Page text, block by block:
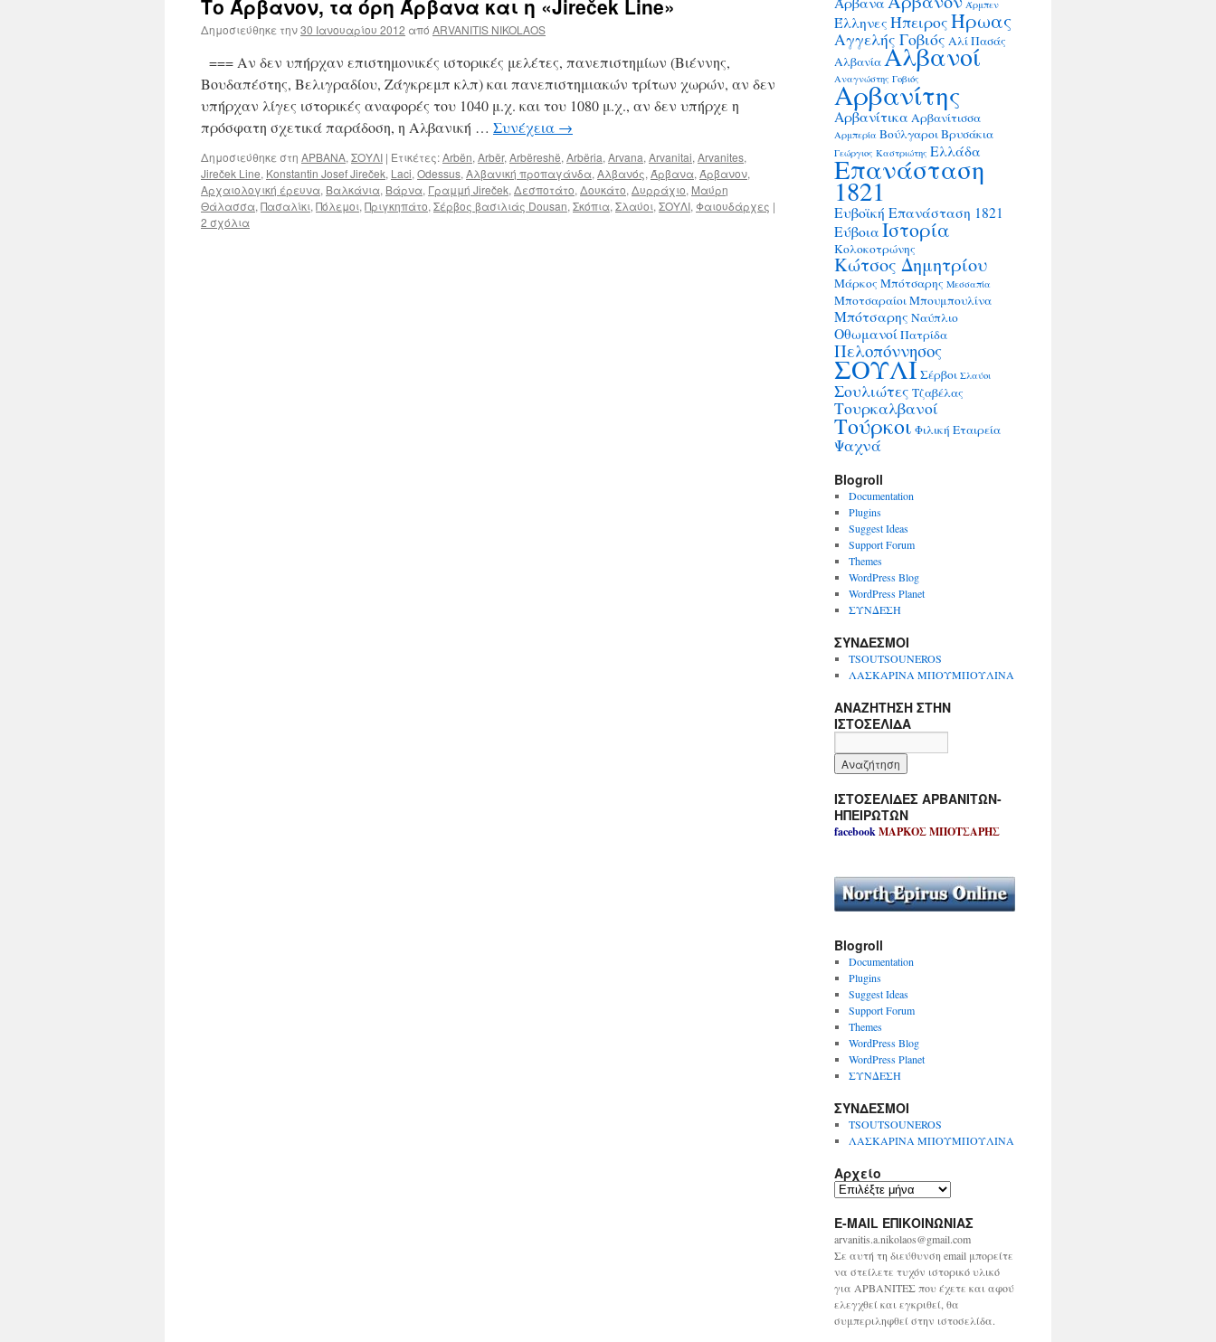
Το Άρβανον, τα όρη Άρβανα και η «Jireček Line»
Δημοσιεύθηκε την30 Ιανουαρίου 2012 από ARVANITIS NIKOLAOS
=== Αν δεν υπήρχαν επιστημονικές ιστορικές μελέτες, πανεπιστημίων (Βιέννης,
Βουδαπέστης, Βελιγραδίου, Ζάγκρεμπ κλπ) και πανεπιστημιακών τρίτων χωρών, αν δεν
υπήρχαν λίγες ιστορικές αναφορές του 1040 μ.χ. και του 1080 μ.χ., αν δεν υπήρχε η
πρόσφατη σχετικά παράδοση, η Αλβανική … Συνέχεια →
Δημοσιεύθηκε στη ΑΡΒΑΝΑ, ΣΟΥΛΙ | Ετικέτες:Arbën, Arbër, Arbëreshë, Arbëria, Arvana, Arvanitai, Arvanites,
Jireček Line, Konstantin Josef Jireček, Laci, Odessus, Αλβανική προπαγάνδα, Αλβανός, Άρβανα, Άρβανον,
Αρχαιολογική έρευνα, Βαλκάνια, Βάρνα, Γραμμή Jireček, Δεσποτάτο, Δουκάτο, Δυρράχιο, Μαύρη
Θάλασσα, Πασαλίκι, Πόλεμοι, Πριγκηπάτο, Σέρβος βασιλιάς Dousan, Σκόπια, Σλαύοι, ΣΟΥΛΙ, Φαιουδάρχες |
2 σχόλια
Άρμπεν
Έλληνες ΉπειροςΉρωας
Αγγελής Γοβιός Αλί Πασάς
ΑλβανίαΑλβανοί
Αναγνώστης Γοβιός
Αρβανίτης
Αρβανίτικα Αρβανίτισσα
Αρμπερία ΒούλγαροιΒρυσάκια
Γεώργιος Καστριώτης Ελλάδα
Επανάσταση
1821
Ευβοϊκή Επανάσταση 1821
Εύβοια Ιστορία
Κολοκοτρώνης
Κώτσος Δημητρίου
Μάρκος Μπότσαρης Μεσσαπία
ΜποτσαραίοιΜπουμπουλίνα
Μπότσαρης Ναύπλιο
ΟθωμανοίΠατρίδα
Πελοπόννησος
ΣΟΥΛΙ Σέρβοι Σλαύοι
Σουλιώτες Τζαβέλας
Τουρκαλβανοί
Τούρκοι Φιλική Εταιρεία
Ψαχνά
Blogroll
Documentation
Plugins
Suggest Ideas
Support Forum
Themes
WordPress Blog
WordPress Planet
ΣΥΝΔΕΣΗ
ΣΥΝΔΕΣΜΟΙ
TSOUTSOUNEROS
ΛΑΣΚΑΡΙΝΑ ΜΠΟΥΜΠΟΥΛΙΝΑ
ΑΝΑΖΗΤΗΣΗ ΣΤΗΝ
ΙΣΤΟΣΕΛΙΔΑ
ΙΣΤΟΣΕΛΙΔΕΣ ΑΡΒΑΝΙΤΩΝ-
ΗΠΕΙΡΩΤΩΝ
facebookΜΑΡΚΟΣ ΜΠΟΤΣΑΡΗΣ
Blogroll
Documentation
Plugins
Suggest Ideas
Support Forum
Themes
WordPress Blog
WordPress Planet
ΣΥΝΔΕΣΗ
ΣΥΝΔΕΣΜΟΙ
TSOUTSOUNEROS
ΛΑΣΚΑΡΙΝΑ ΜΠΟΥΜΠΟΥΛΙΝΑ
Αρχείο
Α
χ
ε
ί
ο
E-MAIL ΕΠΙΚΟΙΝΩΝΙΑΣ
arvanitis.a.nikolaos@gmail.com
Σε αυτή τη διεύθυνση email μπορείτε
να στείλετε τυχόν ιστορικό υλικό
για ΑΡΒΑΝΙΤΕΣ που έχετε και αφού
ελεγχθεί και εγκριθεί, θα
συμπεριληφθεί στην ιστοσελίδα.